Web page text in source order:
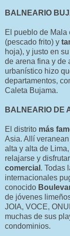
BALNEARIO
El pueblo de Mala
(pescado frito) y
hoja), y justo en
de arena fina y de
urbanístico hizo
departamentos,
Caleta Bujama.
BALNEARIO DE
El distrito más
Asia. Allí
alta y alta de
relajarse y
comercial . Todas
internacionales
conocido
de jóvenes
JOIA, VOCE,
muchas de sus
condominios.